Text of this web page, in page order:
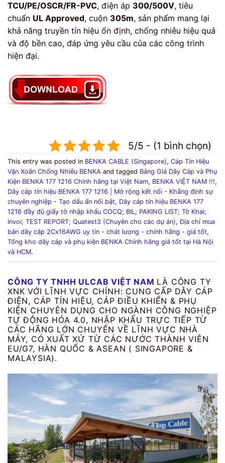
TCU/PE/OSCR/FR-PVC, điện áp 300/500V, tiêu
chuẩn UL Approved, cuộn 305m, sản phẩm mang lại
khả năng truyền tín hiệu ổn định, chống nhiễu hiệu quả
và độ bền cao, đáp ứng yêu cầu của các công trình
hiện đại.
5/5 - (1 bình chọn)
This entry was posted in BENKA CABLE (Singapore), Cáp Tín Hiệu
Vặn Xoắn Chống Nhiễu BENKA and tagged Bảng Giá Dây Cáp và Phụ
Kiện BENKA 177 1216 Chính hãng tại Việt Nam, BENKA VIỆT NAM !!!,
Dây cáp tín hiệu BENKA 177 1216 | Mở rộng kết nối - Khẳng định sự
chuyên nghiệp - Tạo dấu ấn nổi bật, Dây cáp tín hiệu BENKA 177
1216 đầy đủ giấy tờ nhập khẩu COCQ; BIL; PAKING LIST; Tờ Khai;
Invoi; TEST REPORT; Quatest3 (Chuyên cho các dự án),Địa chỉ mua
bán dây cáp 2Cx16AWG uy tín - chát lượng - chính hãng - giá tốt,
Tổng kho dây cáp và phụ kiện BENKA Chính hãng giá tốt tại Hà Nội
và HCM.
CÔNG TY TNHH ULCAB VIỆT NAM LÀ CÔNG TY
XNK VỚI LĨNH VỰC CHÍNH: CUNG CẤP DÂY CÁP
ĐIỆN, CÁP TÍN HIỆU, CÁP ĐIỀU KHIỂN & PHỤ
KIỆN CHUYÊN DỤNG CHO NGÀNH CÔNG NGHIỆP
TỰ ĐỘNG HÓA 4.0, NHẬP KHẨU TRỰC TIẾP TỪ
CÁC HÃNG LỚN CHUYÊN VỀ LĨNH VỰC NHÀ
MÁY, CÓ XUẤT XỨ TỪ CÁC NƯỚC THÀNH VIÊN
EU/G7, HÀN QUỐC & ASEAN ( SINGAPORE &
MALAYSIA).